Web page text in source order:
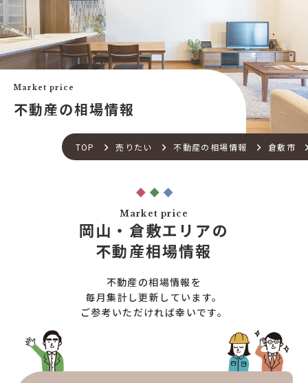
カスケって？
カスケホームグループ
買いたい
中古×RF(リノベ)
新築建売購入サポート
不動産流通の仕組み
住宅ローンサポート
住宅売却サポート
不動産売却サポート
査定依頼
不動産の相場情報
お客様の声
みんなの不動産小話
中古リフォーム事例
店舗紹介
スタッフ紹介
お知らせ一覧
不動産コラム
オンライン相談サービス
TOP 売りたい 不動産の相場情報 倉敷市
Market price
不動産の相場情報
Market price
岡山・倉敷エリアの
不動産相場情報
不動産の相場情報を
毎月集計し更新しています。
ご参考いただければ幸いです。